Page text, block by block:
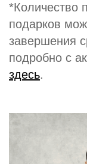
*Количество
подарков
завершения
подробно с
здесь.